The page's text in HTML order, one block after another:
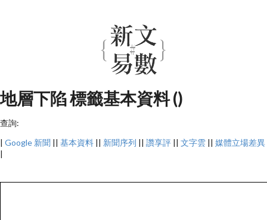
地層下陷 標籤基本資料 ()
查詢:
| Google 新聞 || 基本資料 || 新聞序列 || 讚享評 || 文字雲 || 媒體立場差異
|